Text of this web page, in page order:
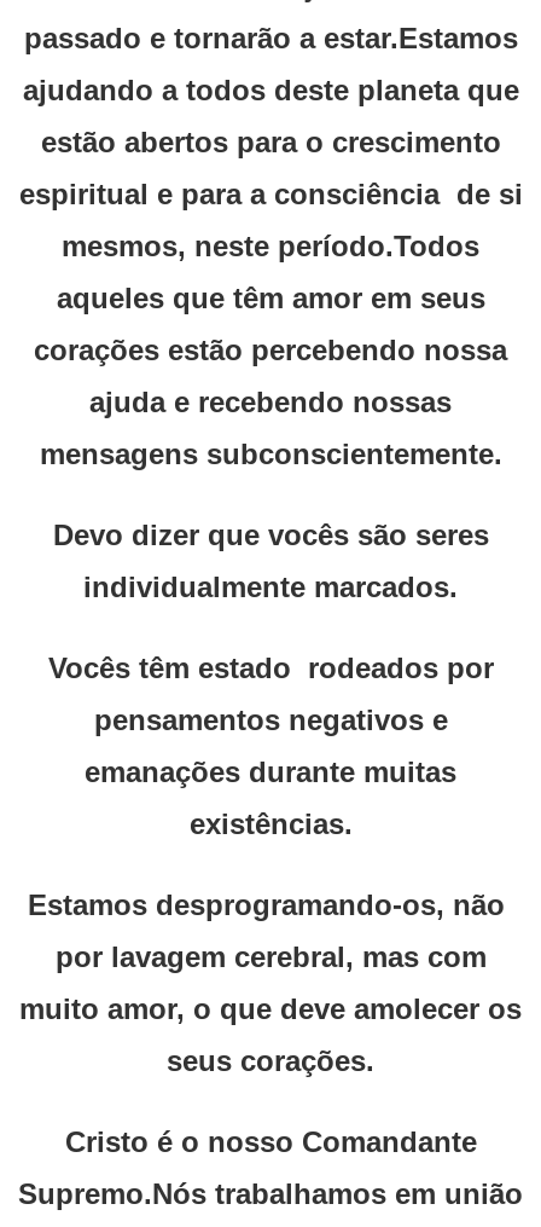
passado e tornarão a estar.Estamos
ajudando a todos deste planeta que
estão abertos para o crescimento
espiritual e para a consciência de si
mesmos, neste período.Todos
aqueles que têm amor em seus
corações estão percebendo nossa
ajuda e recebendo nossas
mensagens subconscientemente.
Devo dizer que vocês são seres
individualmente marcados.
Vocês têm estado rodeados por
pensamentos negativos e
emanações durante muitas
existências.
Estamos desprogramando-os, não
por lavagem cerebral, mas com
muito amor, o que deve amolecer os
seus corações.
Cristo é o nosso Comandante
Supremo.Nós trabalhamos em união